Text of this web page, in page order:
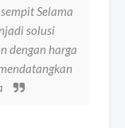
Selama
solusi
dengan harga